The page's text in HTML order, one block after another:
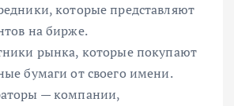
которые представляют
на бирже.
рынка, которые покупают
бумаги от своего имени.
— компании,